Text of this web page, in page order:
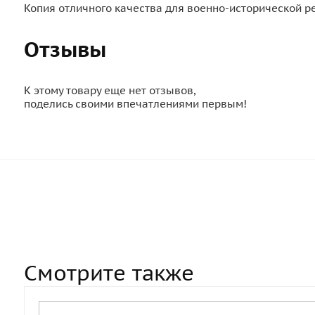
Копия отличного качества для военно-исторической
Отзывы
К этому товару еще нет отзывов,
поделись своими впечатлениями первым!
Смотрите также